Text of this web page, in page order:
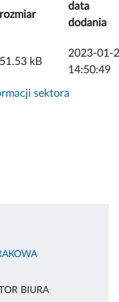
rozmiar
data
dodania
51.53 kB
2023-01-
14:50:49
sektora
BIURA